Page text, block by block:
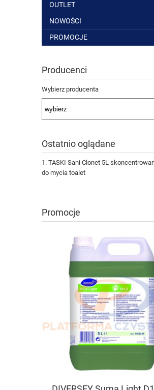
OUTLET
NOWOŚCI
PROMOCJE
Producenci
Wybierz producenta
Ostatnio oglądane
TASKI Sani Clonet 5L
do mycia toalet
Promocje